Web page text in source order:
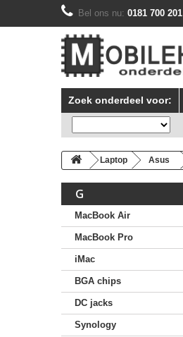
Bel ons nu: 0181 700 201
Zoek onderdeel voor:
Laptop Asus
G
MacBook Air
MacBook Pro
iMac
BGA chips
DC jacks
Synology